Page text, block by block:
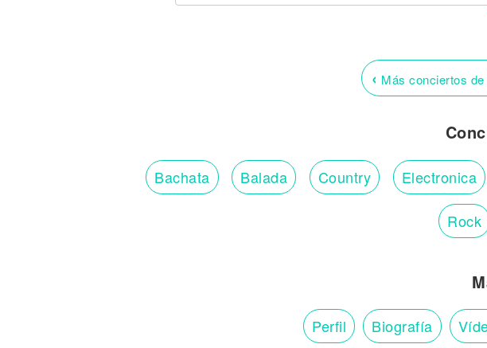
‹ Más conciertos
Bachata Balada Country Electronica
Rock
Perfil Biografía